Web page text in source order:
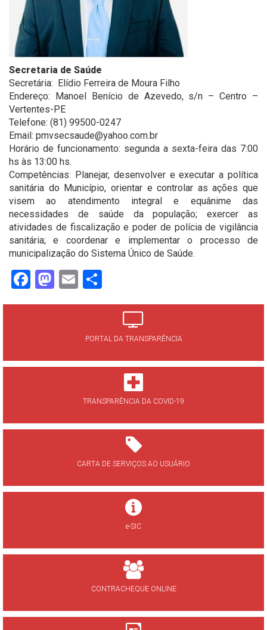
Secretaria de Saúde
Secretária: Elídio Ferreira de Moura Filho
Endereço: Manoel Benício de Azevedo, s/n – Centro –
Vertentes-PE
Telefone: (81) 99500-0247
Email: pmvsecsaude@yahoo.com.br
Horário de funcionamento: segunda a sexta-feira das 7:00
hs às 13:00 hs.
Competências: Planejar, desenvolver e executar a política
sanitária do Município, orientar e controlar as ações que
visem ao atendimento integral e equânime das
necessidades de saúde da população; exercer as
atividades de fiscalização e poder de polícia de vigilância
sanitária; e coordenar e implementar o processo de
municipalização do Sistema Único de Saúde.
Facebook
Mastodon
Email
PORTAL DA TRANSPARÊNCIA
TRANSPARÊNCIA DA COVID-19
CARTA DE SERVIÇOS AO USUÁRIO
e-SIC
CONTRACHEQUE ONLINE